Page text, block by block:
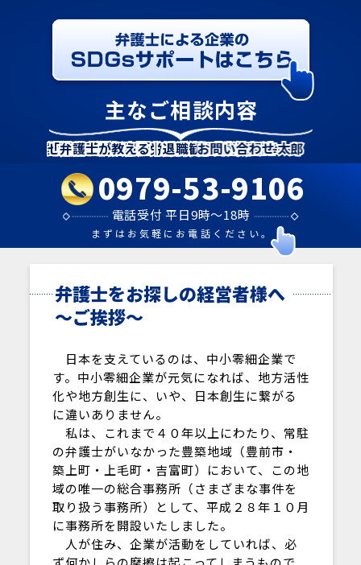
主なご相談内容
【経営者様向け】弁護士監修資料がダウンロードで
顧問契約
終活お話会を開催しました！スポット契約
「２０２４年問題も近づいています！労働時間の管
アクセス
「横領が疑われたら何をすべき？証拠の集め方につ
SDGsサポート
「業務上横領とは？弁護士がわかりやすく解説！」
相談方法
「解雇とは？日本の労働法制の特徴、解雇の全体像
弁護士費用
弊所弁護士所属の委員会事業！２０２３年７月１８
弁護士 西村幸太郎
セミナー告知｜「労働問題総まとめセミナー＠中津
事務所概要
「弁護士が教える｜退職勧奨はどの様な言い方をす
お問い合わせ
0979-53-9106
電話受付 平日9時～18時
まずはお気軽にお電話ください。
弁護士をお探しの経営者様へ
～ご挨拶～
日本を支えているのは、中小零細企業で
す。中小零細企業が元気になれば、地方活性
化や地方創生に、いや、日本創生に繋がる
に違いありません。
私は、これまで４０年以上にわたり、常駐
の弁護士がいなかった豊築地域（豊前市・
築上町・上毛町・吉富町）において、この地
域の唯一の総合事務所（さまざまな事件を
取り扱う事務所）として、平成２８年１０月
に事務所を開設いたしました。
人が住み、企業が活動をしていれば、必